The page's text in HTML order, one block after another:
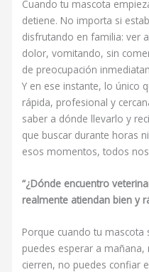
Cuando tu mascota
detiene. No importa si
disfrutando en familia: ver
dolor, vomitando, sin
de preocupación
Y en ese instante, lo único
rápida, profesional y
saber a dónde llevarlo y
que buscar durante horas
esos momentos, todos
“¿Dónde encuentro
realmente atiendan bien y
Porque cuando tu
puedes esperar a
cierren, no puedes confiar